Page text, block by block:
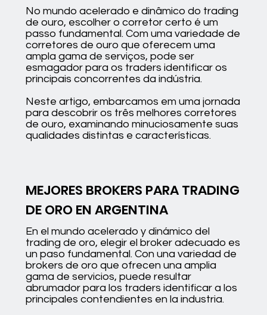
No mundo acelerado e dinâmico do trading
de ouro, escolher o corretor certo é um
passo fundamental. Com uma variedade de
corretores de ouro que oferecem uma
ampla gama de serviços, pode ser
esmagador para os traders identificar os
principais concorrentes da indústria.
Neste artigo, embarcamos em uma jornada
para descobrir os três melhores corretores
de ouro, examinando minuciosamente suas
qualidades distintas e características.
MEJORES BROKERS PARA TRADING
DE ORO EN ARGENTINA
En el mundo acelerado y dinámico del
trading de oro, elegir el broker adecuado es
un paso fundamental. Con una variedad de
brokers de oro que ofrecen una amplia
gama de servicios, puede resultar
abrumador para los traders identificar a los
principales contendientes en la industria.